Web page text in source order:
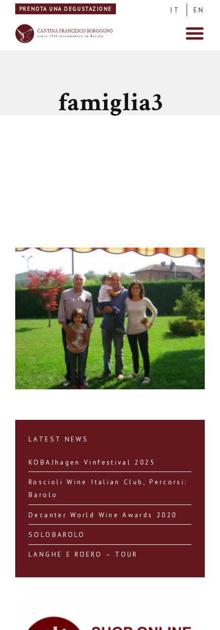
PRENOTA UNA DEGUSTAZIONE IT EN
famiglia3
LATEST NEWS
KOBAJhagen Vinfestival 2025
Roscioli Wine Italian Club, Percorsi:
Barolo
Decanter World Wine Awards 2020
SOLOBAROLO
LANGHE E ROERO – TOUR